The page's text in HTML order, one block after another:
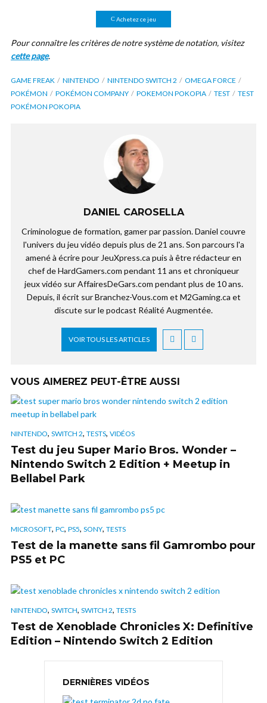
Achetez ce jeu
Pour connaître les critères de notre système de notation, visitez
cette page.
GAME FREAK NINTENDO NINTENDO SWITCH 2
OMEGA FORCE
POKÉMON
POKÉMON COMPANY POKEMON POKOPIA TEST
TEST
POKÉMON POKOPIA
DANIEL CAROSELLA
Criminologue de formation, gamer par passion. Daniel couvre
l'univers du jeu vidéo depuis plus de 21 ans. Son parcours l'a
amené à écrire pour JeuXpress.ca puis à être rédacteur en
chef de HardGamers.com pendant 11 ans et chroniqueur
jeux vidéo sur AffairesDeGars.com pendant plus de 10 ans.
Depuis, il écrit sur Branchez-Vous.com et M2Gaming.ca et
discute sur le podcast Réalité Augmentée.
VOIR TOUS LES ARTICLES
VOUS AIMEREZ PEUT-ÊTRE AUSSI
NINTENDO, SWITCH 2, TESTS, VIDÉOS
Test du jeu Super Mario Bros. Wonder –
Nintendo Switch 2 Edition + Meetup in
Bellabel Park
MICROSOFT, PC, PS5, SONY, TESTS
Test de la manette sans fil Gamrombo pour
PS5 et PC
NINTENDO, SWITCH, SWITCH 2, TESTS
Test de Xenoblade Chronicles X: Definitive
Edition – Nintendo Switch 2 Edition
DERNIÈRES VIDÉOS